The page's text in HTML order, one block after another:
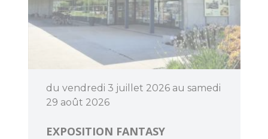
du vendredi 3 juillet 2026 au samedi
29 août 2026
EXPOSITION FANTASY